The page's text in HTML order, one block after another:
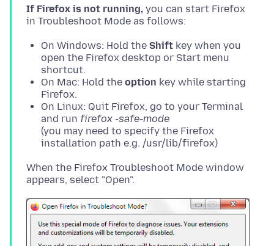
If Firefox is not running, you can start Firefox
On Windows: Hold the Shift key when you
open the Firefox desktop or Start menu
shortcut.
On Mac: Hold the option key while starting
Firefox.
On Linux: Quit Firefox, go to your Terminal
and run firefox -safe-mode
(you may need to specify the Firefox
installation path e.g. /usr/lib/firefox)
When the Firefox Troubleshoot Mode window